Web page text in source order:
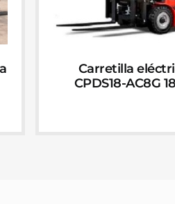
Carretilla
CPDS18-AC8G